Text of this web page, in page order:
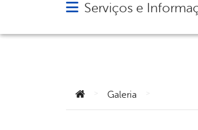
Abrir menu principal de
Serviços e
Você está aqui:
Galeria